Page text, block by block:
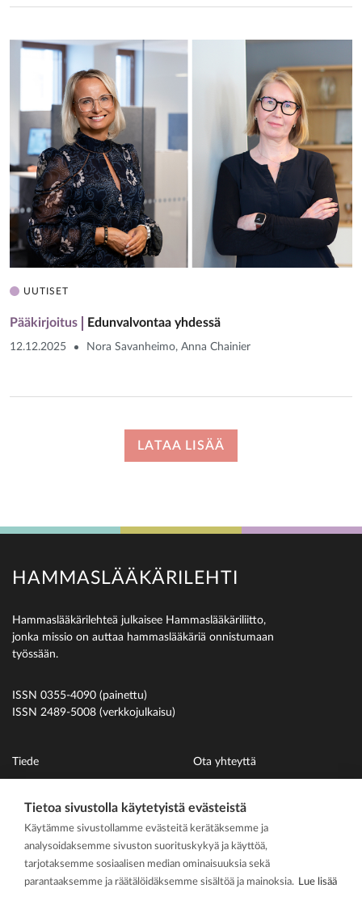
UUTISET
Pääkirjoitus Edunvalvontaa yhdessä
12.12.2025 Nora Savanheimo, Anna Chainier
LATAA LISÄÄ
HAMMASLÄÄKÄRILEHTI
Hammaslääkärilehteä julkaisee Hammaslääkäriliitto,
jonka missio on auttaa hammaslääkäriä onnistumaan
työssään.
ISSN 0355-4090 (painettu)
ISSN 2489-5008 (verkkojulkaisu)
Tiede
Ihmiset
På svenska
Kirjoitusohjeet
Mediakortti
Ota yhteyttä
Tietoa sivustolla käytetyistä evästeistä
Käytämme sivustollamme evästeitä kerätäksemme ja
analysoidaksemme sivuston suorituskykyä ja käyttöä,
tarjotaksemme sosiaalisen median ominaisuuksia sekä
parantaaksemme ja räätälöidäksemme sisältöä ja mainoksia. Lue lisää